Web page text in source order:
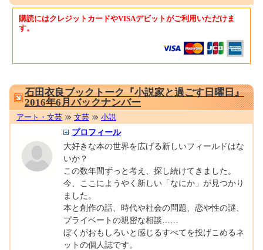
購読にはクレジットカードやVISAデビットがご利用いただけま
す。
石田衣良ブックトーク『小説家と過ごす日曜日』
2016年6月バックナンバー
アート・文芸 文芸 小説
プロフィール
大好きな本の世界を広げる新しいフィールドはな
いか？
この数年間ずっと考え、探し続けてきました。
今、ここにようやく新しい「なにか」が見つかり
ました。
本と創作の話、時代や社会の問題、恋や性の謎、
プライベートの親密な相談……
ぼくがおもしろいと感じるすべてを投げこめるネ
ットの個人誌です。